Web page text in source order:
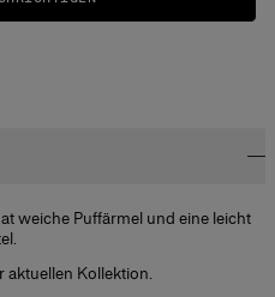
weiche Puffärmel und eine leicht
aktuellen Kollektion.